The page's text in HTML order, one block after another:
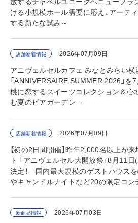
ける小規模ホール需要に応え、アーテ
する新たな試み～
店舗新着情報 2026年07月09日
アニヴェルセルカフェ みなとみらい
「ANNIVERSAIRE SUMMER 2026」を
桃に恋するスイーツコレクション＆心
む夏のビアガーデン –
店舗新着情報 2026年07月09日
【初の2日間開催】昨年2,000名以上が
ト 「アニヴェルセル大開放祭」8月11
決定！ – 国内最大規模のゲストハウス
やキャンドルナイトなど20の限定コン
新商品情報 2026年07月03日